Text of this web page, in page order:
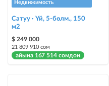
Чаптамалар
Опциялары бар жаркыраган
башкалардан өзгөчөлөнтүп, аны
Недвижимость
Сатуу · Үй, 5-бөлм., 150
м2
$ 249 000
21 809 910 сом
айына 167 514 сомдон